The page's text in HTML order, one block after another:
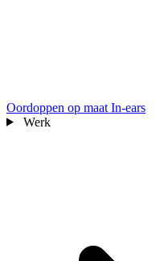
Oordoppen op maat In-ears
Werk